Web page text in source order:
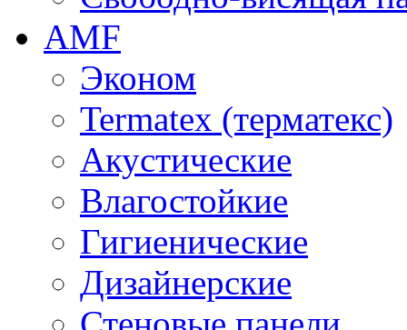
AMF
Эконом
Termatex (терматекс)
Акустические
Влагостойкие
Гигиенические
Дизайнерские